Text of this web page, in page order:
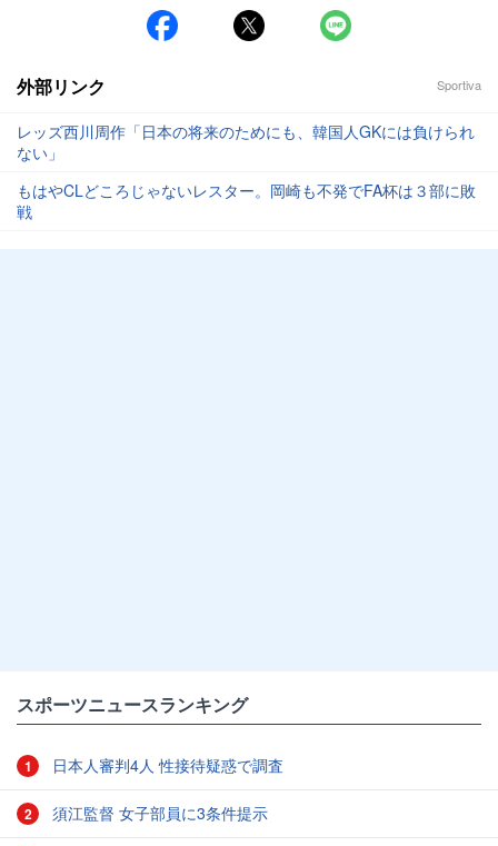
外部リンク Sportiva
レッズ西川周作「日本の将来のためにも、韓国人GKには負けられ
ない」
もはやCLどころじゃないレスター。岡崎も不発でFA杯は３部に敗
戦
スポーツニュースランキング
1 日本人審判4人 性接待疑惑で調査
2 須江監督 女子部員に3条件提示